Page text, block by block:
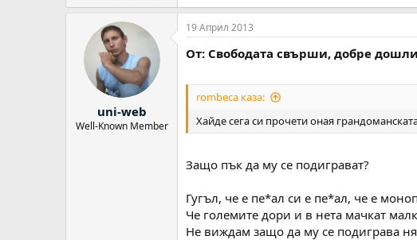
преди на другия! И моя резултат е скрит!
Наистина ми е интересно, ако някои
Единственото нещо което ме радва, е че
Вие наистина ли смятате, че можете да
uni-web
Well-Known Member
19 Април 2013
От: Свободата свърши, добре
rombeca каза:
Хайде сега си прочети оная
Защо пък да му се подиграват?
Гугъл, че е пе*ал си е пе*ал, че е
Че големите дори и в нета мачкат
Не виждам защо да му се подиграва